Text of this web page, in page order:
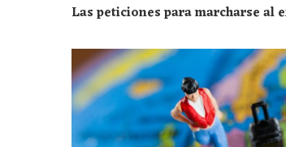
Las peticiones para marcharse al